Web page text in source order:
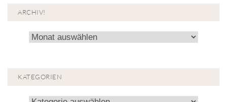
ARCHIV!
Archiv!
KATEGORIEN